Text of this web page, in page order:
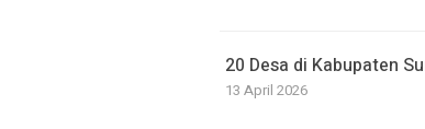
20 Desa di Kabupaten
13 April 2026